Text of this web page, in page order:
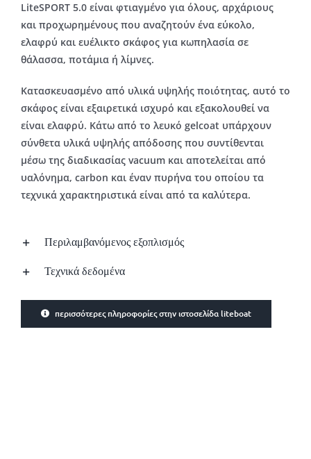
LiteSPORT 5.0 είναι φτιαγμένο για όλους, αρχάριους
και προχωρημένους που αναζητούν ένα εύκολο,
ελαφρύ και ευέλικτο σκάφος για κωπηλασία σε
θάλασσα, ποτάμια ή λίμνες.
Κατασκευασμένο από υλικά υψηλής ποιότητας, αυτό το
σκάφος είναι εξαιρετικά ισχυρό και εξακολουθεί να
είναι ελαφρύ. Κάτω από το λευκό gelcoat υπάρχουν
σύνθετα υλικά υψηλής απόδοσης που συντίθενται
μέσω της διαδικασίας vacuum και αποτελείται από
υαλόνημα, carbon και έναν πυρήνα του οποίου τα
τεχνικά χαρακτηριστικά είναι από τα καλύτερα.
Περιλαμβανόμενος εξοπλισμός
Τεχνικά δεδομένα
περισσότερες πληροφορίες στην ιστοσελίδα liteboat